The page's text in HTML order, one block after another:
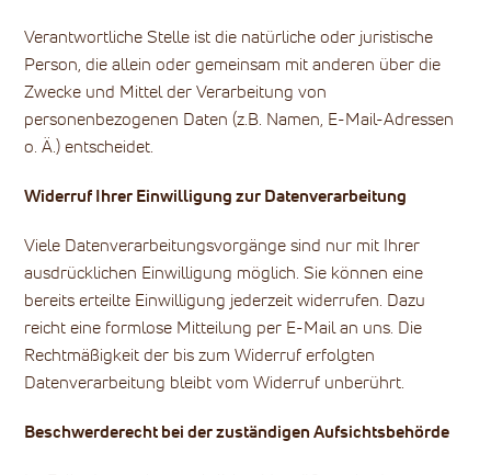
Verantwortliche Stelle ist die natürliche oder juristische
Person, die allein oder gemeinsam mit anderen über die
Zwecke und Mittel der Verarbeitung von
personenbezogenen Daten (z.B. Namen, E-Mail-Adressen
o. Ä.) entscheidet.
Widerruf Ihrer Einwilligung zur Datenverarbeitung
Viele Datenverarbeitungsvorgänge sind nur mit Ihrer
ausdrücklichen Einwilligung möglich. Sie können eine
bereits erteilte Einwilligung jederzeit widerrufen. Dazu
reicht eine formlose Mitteilung per E-Mail an uns. Die
Rechtmäßigkeit der bis zum Widerruf erfolgten
Datenverarbeitung bleibt vom Widerruf unberührt.
Beschwerderecht bei der zuständigen Aufsichtsbehörde